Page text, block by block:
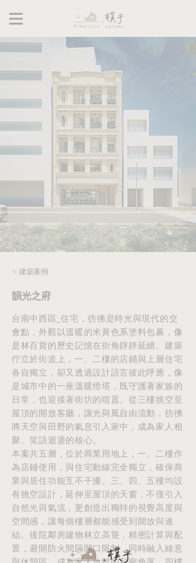
< 建築案例
韻光之府
台南中西區_住宅，彷彿是時光與現代的交
會點，外觀以溫暖的米黃色系塗料包裹，像
是林百貨的歷史記憶在街角靜靜延續。建築
佇立於街道上，一、二樓的店鋪與上層住宅
各自獨立，卻又透過設計語言彼此呼應，像
是城市中的一座溫暖燈塔，既守護著家族的
日常，也迎接著街坊的喧囂。從三樓挑空至
屋頂的開放客廳，讓光與風自由流動，彷彿
將天空與田野的氣息引入家中，成為家人相
聚、笑語迴盪的核心。
本案共五層，位於商業用地上，一、二樓作
為店鋪使用，與住宅動線完全獨立，確保商
業與居住功能互不干擾。三、四、五樓均設
有挑空設計，延伸至屋頂的天窗，不僅引入
自然光與氣流，更創造出獨特的視覺高度與
空間感，讓每個樓層都能感受到開放與連
結。後院鄰房建物林立高聳，精密計算與配
置，避開防火間隔開口限制，同時融入綠意